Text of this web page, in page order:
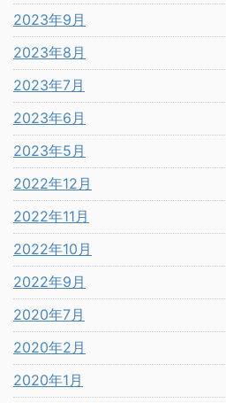
2023年9月
2023年8月
2023年7月
2023年6月
2023年5月
2022年12月
2022年11月
2022年10月
2022年9月
2020年7月
2020年2月
2020年1月